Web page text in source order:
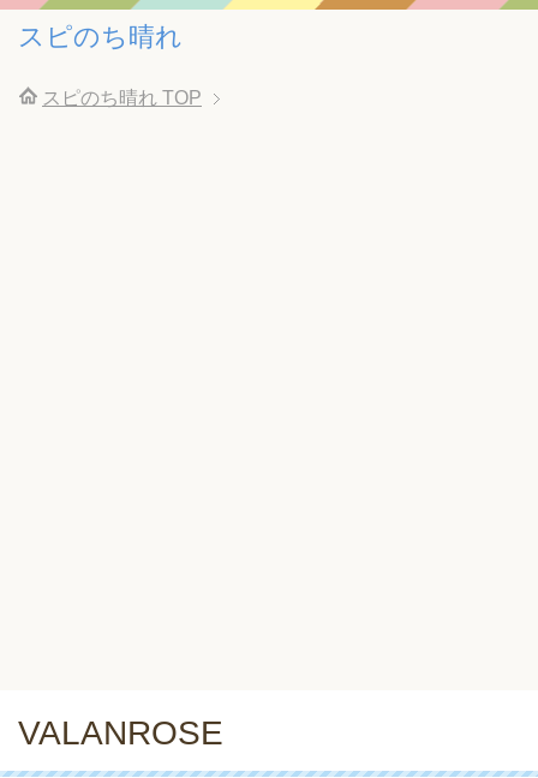
スピのち晴れ
スピのち晴れ TOP
VALANROSE